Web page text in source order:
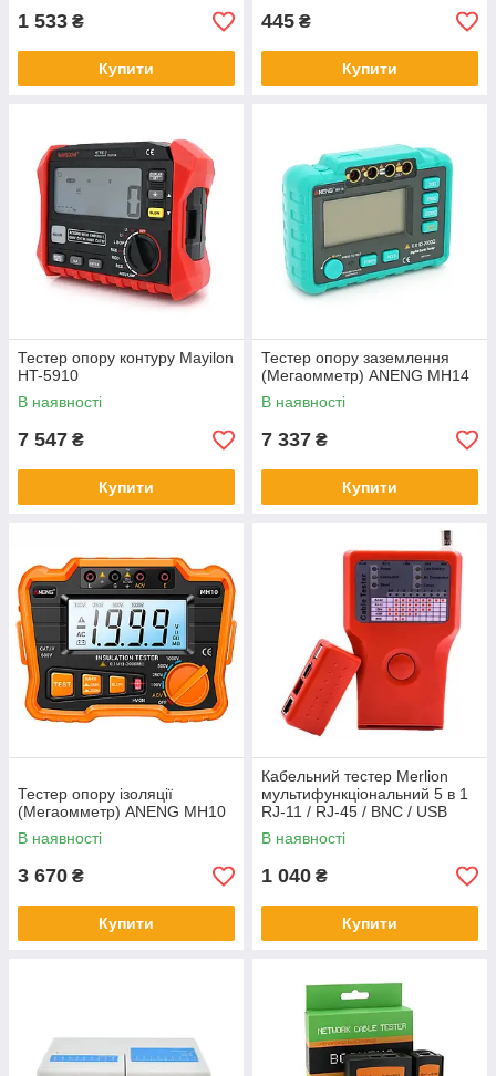
1 533 ₴
Купити
445 ₴
Купити
Тестер опору контуру Mayilon
HT-5910
В наявності
7 547 ₴
Купити
Тестер опору заземлення
(Мегаомметр) ANENG MH14
В наявності
7 337 ₴
Купити
Тестер опору ізоляції
(Мегаомметр) ANENG MH10
В наявності
3 670 ₴
Купити
Кабельний тестер Merlion
мультифункціональний 5 в 1
RJ-11 / RJ-45 / BNC / USB
/1394
В наявності
1 040 ₴
Купити